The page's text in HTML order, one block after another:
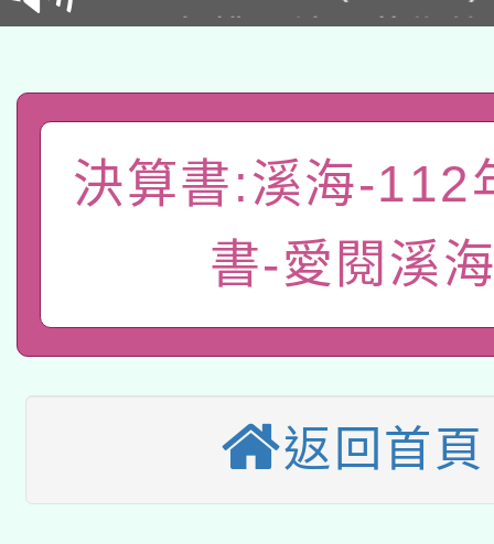
用水績優單位及節水達
動」
桃園市孔廟祈福系列
開 智慧啟航」
2026年桃園地景藝術
轉知教育部國民及學前
國立臺灣師範大學辦理
年度健康促進學校輔導
業成長研習」實施計畫
函轉國家教育研究院中
原住民族教育政策研討
轉知教育部國民及學前
師專業成長研習實施計
方素養工作坊新北場」
函轉國立臺灣師範大學
族語言臺北學習中心
「族語學習班」招生簡
轉知有關國立成功大學
文教學共融平台-教案
件」活動簡章
教育部國民及學前教育
年度COVID-19疫苗接
轉知經濟部水利署委託
115年8月22日(星期六
決算書:溪海-112
書-愛閱溪
返回首頁